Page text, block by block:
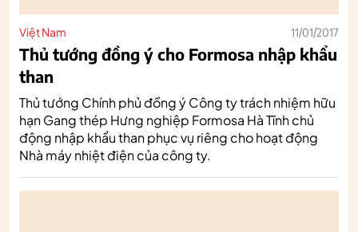
Việt Nam 11/01/2017
Thủ tướng đồng ý cho Formosa nhập khẩu
than
Thủ tướng Chính phủ đồng ý Công ty trách nhiệm hữu
hạn Gang thép Hưng nghiệp Formosa Hà Tĩnh chủ
động nhập khẩu than phục vụ riêng cho hoạt động
Nhà máy nhiệt điện của công ty.